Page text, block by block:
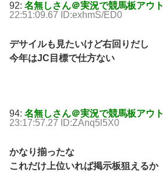
92: 名無しさん＠実況で競馬板アウト
22:51:09.67 ID:exhmS/ED0
デサイルも見たいけど右回りだし
今年はJC目標で仕方ない
94: 名無しさん＠実況で競馬板アウト
23:17:57.27 ID:ZAnq5l5X0
かなり揃ったな
これだけ上位いれば掲示板狙えるか